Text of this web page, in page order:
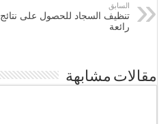
السابق
تنظيف السجاد للحصول على نتائج
رائعة
مقالات مشابهة